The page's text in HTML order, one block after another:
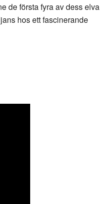
de första fyra av dess elva
hos ett fascinerande